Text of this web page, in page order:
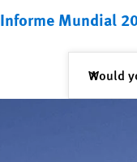
Informe Mundial
Would
✕Cerrar